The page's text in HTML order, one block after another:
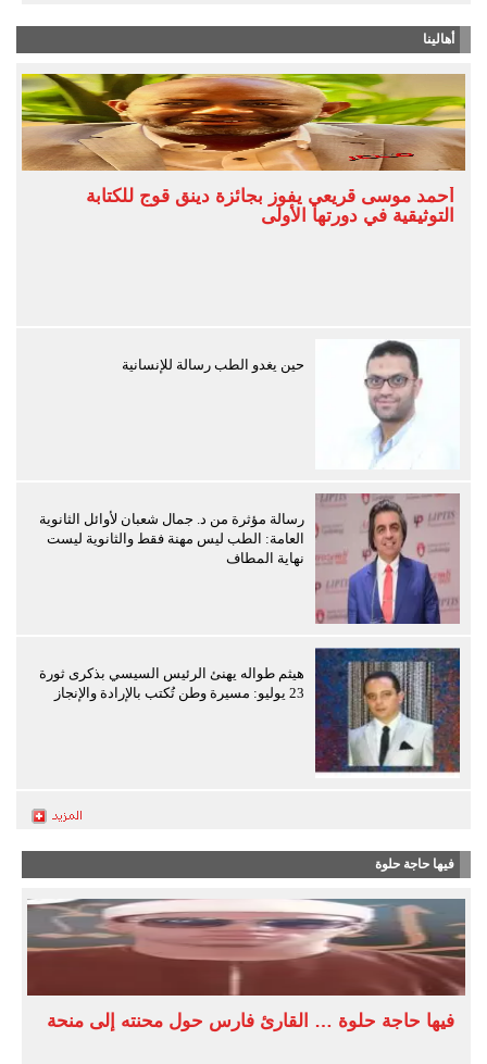
أهالينا
أحمد موسى قريعي يفوز بجائزة دينق قوج للكتابة
التوثيقية في دورتها الأولى
حين يغدو الطب رسالة للإنسانية
رسالة مؤثرة من د. جمال شعبان لأوائل الثانوية
العامة: الطب ليس مهنة فقط والثانوية ليست
نهاية المطاف
هيثم طواله يهنئ الرئيس السيسي بذكرى ثورة
23 يوليو: مسيرة وطن تُكتب بالإرادة والإنجاز
فيها حاجة حلوة
فيها حاجة حلوة … القارئ فارس حول محنته إلى منحة